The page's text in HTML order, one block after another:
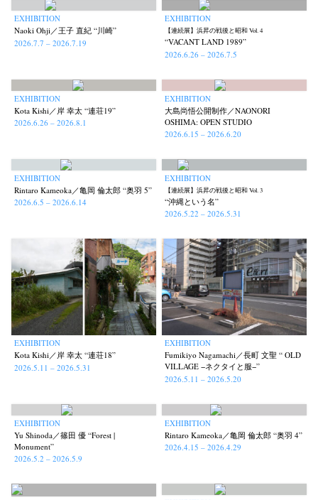
EXHIBITION
Naoki Ohji／王子 直紀 “川崎”
2026.7.7 – 2026.7.19
EXHIBITION
【連続展】浜昇の戦後と昭和 Vol. 4
“VACANT LAND 1989”
2026.6.26 – 2026.7.5
EXHIBITION
Kota Kishi／岸 幸太 “連荘19”
2026.6.26 – 2026.8.1
EXHIBITION
大島尚悟公開制作／NAONORI
OSHIMA: OPEN STUDIO
2026.6.15 – 2026.6.20
EXHIBITION
Rintaro Kameoka／亀岡 倫太郎 “奥羽 5”
2026.6.5 – 2026.6.14
EXHIBITION
【連続展】浜昇の戦後と昭和 Vol. 3
“沖縄という名”
2026.5.22 – 2026.5.31
EXHIBITION
Kota Kishi／岸 幸太 “連荘18”
2026.5.11 – 2026.5.31
EXHIBITION
Fumikiyo Nagamachi／長町 文聖 “ OLD
VILLAGE −ネクタイと服−”
2026.5.11 – 2026.5.20
EXHIBITION
Yu Shinoda／篠田 優 “Forest |
Monument”
2026.5.2 – 2026.5.9
EXHIBITION
Rintaro Kameoka／亀岡 倫太郎 “奥羽 4”
2026.4.15 – 2026.4.29